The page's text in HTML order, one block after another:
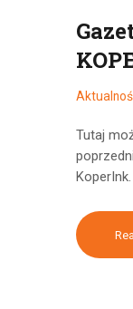
Tutaj
KoperInk.